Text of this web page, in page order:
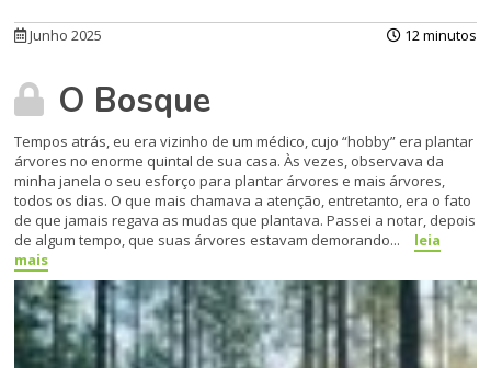
Junho 2025 12 minutos
O Bosque
Tempos atrás, eu era vizinho de um médico, cujo “hobby” era plantar
árvores no enorme quintal de sua casa. Às vezes, observava da
minha janela o seu esforço para plantar árvores e mais árvores,
todos os dias. O que mais chamava a atenção, entretanto, era o fato
de que jamais regava as mudas que plantava. Passei a notar, depois
de algum tempo, que suas árvores estavam demorando...
leia
mais